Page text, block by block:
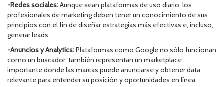
-Redes sociales:Aunque sean plataformas de uso diario, los
profesionales de marketing deben tener un conocimiento de sus
principios con el fin de diseñar estrategias más efectivas e, incluso,
generar leads.
-Anuncios y Analytics:Plataformas como Google no sólo funcionan
como un buscador, también representan un marketplace
importante donde las marcas puede anunciarse y obtener data
relevante para entender su posición y oportunidades en línea.